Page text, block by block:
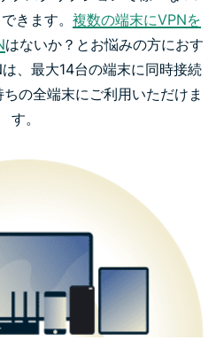
できます。 複数の端末にVPNを
はないか？とお悩みの方におす
、最大14台の端末に同時接続
の全端末にご利用いただけま
す。